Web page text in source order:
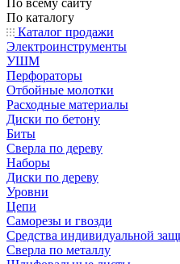
По всему сайту
По каталогу
Каталог продажи
Электроинструменты
УШМ
Перфораторы
Отбойные молотки
Расходные материалы
Диски по бетону
Биты
Сверла по дереву
Наборы
Диски по дереву
Уровни
Цепи
Саморезы и гвозди
Средства индивидуальной
Сверла по металлу